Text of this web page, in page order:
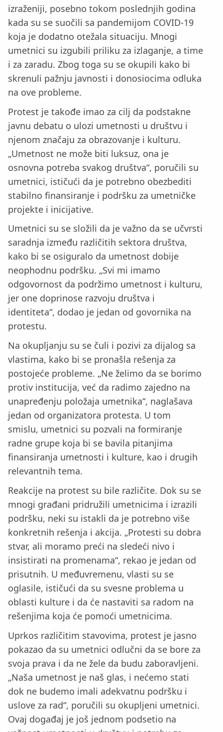
izraženiji, posebno tokom poslednjih godina
kada su se suočili sa pandemijom COVID-19
koja je dodatno otežala situaciju. Mnogi
umetnici su izgubili priliku za izlaganje, a time
i za zaradu. Zbog toga su se okupili kako bi
skrenuli pažnju javnosti i donosiocima odluka
na ove probleme.
Protest je takođe imao za cilj da podstakne
javnu debatu o ulozi umetnosti u društvu i
njenom značaju za obrazovanje i kulturu.
„Umetnost ne može biti luksuz, ona je
osnovna potreba svakog društva“, poručili su
umetnici, ističući da je potrebno obezbediti
stabilno finansiranje i podršku za umetničke
projekte i inicijative.
Umetnici su se složili da je važno da se učvrsti
saradnja između različitih sektora društva,
kako bi se osiguralo da umetnost dobije
neophodnu podršku. „Svi mi imamo
odgovornost da podržimo umetnost i kulturu,
jer one doprinose razvoju društva i
identiteta“, dodao je jedan od govornika na
protestu.
Na okupljanju su se čuli i pozivi za dijalog sa
vlastima, kako bi se pronašla rešenja za
postojeće probleme. „Ne želimo da se borimo
protiv institucija, već da radimo zajedno na
unapređenju položaja umetnika“, naglašava
jedan od organizatora protesta. U tom
smislu, umetnici su pozvali na formiranje
radne grupe koja bi se bavila pitanjima
finansiranja umetnosti i kulture, kao i drugih
relevantnih tema.
Reakcije na protest su bile različite. Dok su se
mnogi građani pridružili umetnicima i izrazili
podršku, neki su istakli da je potrebno više
konkretnih rešenja i akcija. „Protesti su dobra
stvar, ali moramo preći na sledeći nivo i
insistirati na promenama“, rekao je jedan od
prisutnih. U međuvremenu, vlasti su se
oglasile, ističući da su svesne problema u
oblasti kulture i da će nastaviti sa radom na
rešenjima koja će pomoći umetnicima.
Uprkos različitim stavovima, protest je jasno
pokazao da su umetnici odlučni da se bore za
svoja prava i da ne žele da budu zaboravljeni.
„Naša umetnost je naš glas, i nećemo stati
dok ne budemo imali adekvatnu podršku i
uslove za rad“, poručili su okupljeni umetnici.
Ovaj događaj je još jednom podsetio na